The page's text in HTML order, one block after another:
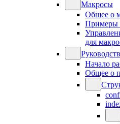
Макросы
Общее о
Примеры
для
Начало
Общее о